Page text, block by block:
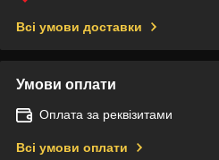
Всі умови доставки
Умови оплати
Оплата за реквізитами
Всі умови оплати